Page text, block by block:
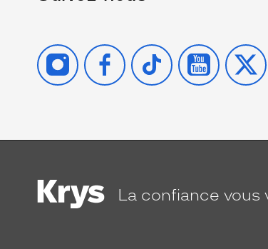
INSTAGRAMFACEBOOK
TIKTOK YOUTUBE
X
La confiance vous